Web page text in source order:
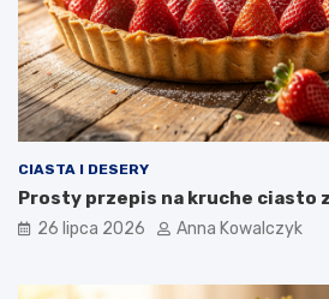
CIASTA I DESERY
Prosty przepis na kruche ciasto
26 lipca 2026 Anna Kowalczyk